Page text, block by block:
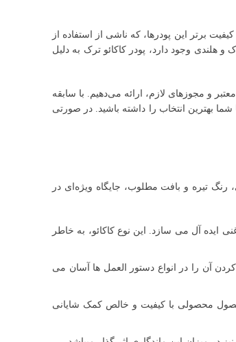
برتر این پودرها، که ناشی از استفاده از
هلندی وجود دارد، پودر کاکائو ترک به دلیل
و مجوزهای لازم، ارائه می‌دهیم. با سابقه
بهترین انتخاب را داشته باشید. در صورتی
تیره و بافت مطلوب، جایگاه ویژه‌ای در
آل می سازد. این نوع کاکائو، به خاطر
آن را در انواع دستور العمل ها آسان می
حصول محصولی با کیفیت و خالص کمک شایانی